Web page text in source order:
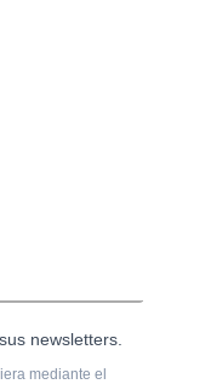
newsletters.
mediante el